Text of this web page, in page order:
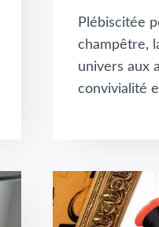
Plébiscitée
champêtre,
univers aux
convivialité